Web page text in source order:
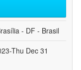
- DF - Brasil
Thu Dec 31